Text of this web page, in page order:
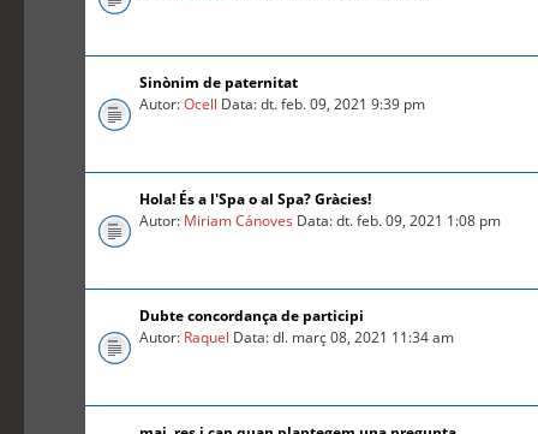
Sinònim de paternitat
Autor:Ocell Data: dt. feb. 09, 2021 9:39 pm
Hola! És a l'Spa o al Spa? Gràcies!
Autor: Miriam Cánoves Data: dt. feb. 09, 2021 1:08 pm
Dubte concordança de participi
Autor: Raquel Data: dl. març 08, 2021 11:34 am